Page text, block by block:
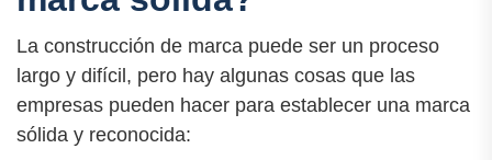
La construcción de marca puede ser un proceso
largo y difícil, pero hay algunas cosas que las
empresas pueden hacer para establecer una marca
sólida y reconocida: